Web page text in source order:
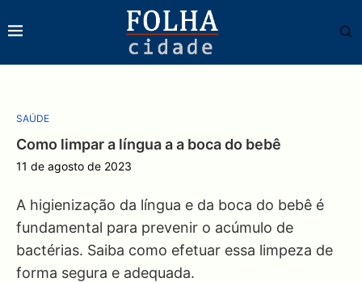
SAÚDE
Como limpar a língua a a boca do bebê
11 de agosto de 2023
A higienização da língua e da boca do bebê é
fundamental para prevenir o acúmulo de
bactérias. Saiba como efetuar essa limpeza de
forma segura e adequada.